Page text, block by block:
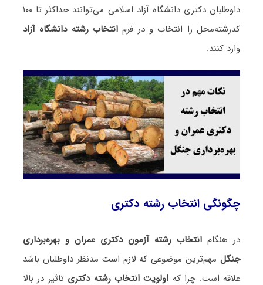
داوطلبان دکتری دانشگاه آزاد اسلامی می‌توانند حداکثر تا ۱۰۰
کدرشته‌محل را انتخاب و در فرم انتخاب رشته دانشگاه آزاد
وارد کنند.
چگونگی انتخاب رشته دکتری
در هنگام انتخاب رشته آزمون دکتری عمران و بهره‌برداری
جنگلمهم‌ترین موضوعی که لازم است مدنظر داوطلبان باشد
علاقه است. چرا که اولویت انتخاب رشته دکتری تاثیر در بالا